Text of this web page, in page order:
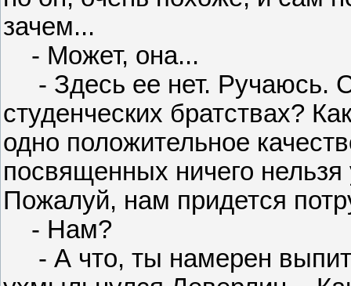
зачем...
- Может, она...
- Здесь ее нет. Ручаюсь.
студенческих братствах?
одно положительное
посвященных ничего
Пожалуй, нам придется
- Нам?
- А что, ты намерен